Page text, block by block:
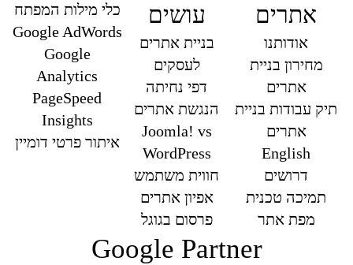
אתרים
אודותנו
מחירון בניית
אתרים
תיק עבודות בניית
אתרים
English
דרושים
תמיכה טכנית
מפת אתר
עושים
בניית אתרים
לעסקים
דפי נחיתה
הנגשת אתרים
Joomla! vs
WordPress
חווית משתמש
אפיון אתרים
פרסום בגוגל
כלי מילות המפתח
Google AdWords
Google
Analytics
PageSpeed
Insights
איתור פרטי דומיין
Google Partner